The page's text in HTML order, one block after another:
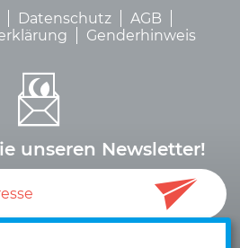
Datenschutz
AGB
Genderhinweis
unseren Newsletter!